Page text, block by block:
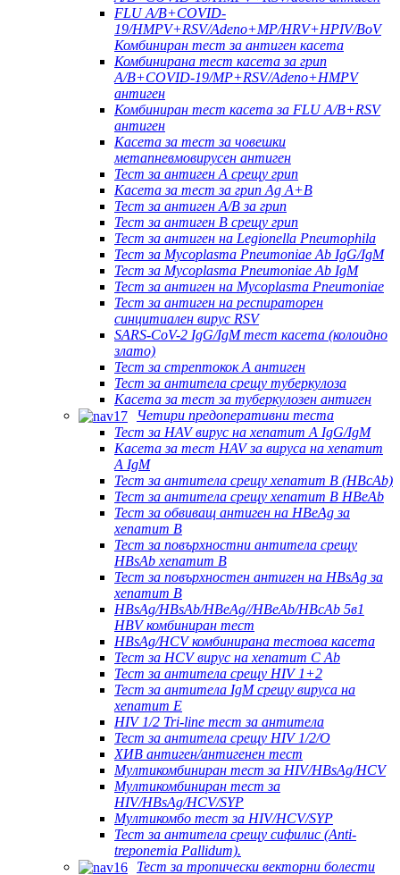
FLU A/B+COVID-
19/HMPV+RSV/Adeno+MP/HRV+HPIV/BoV
Комбиниран тест за антиген касета
Комбинирана тест касета за грип
A/B+COVID-19/MP+RSV/Adeno+HMPV
антиген
Комбиниран тест касета за FLU A/B+RSV
антиген
Касета за тест за човешки
метапневмовирусен антиген
Тест за антиген А срещу грип
Касета за тест за грип Ag A+B
Тест за антиген A/B за грип
Тест за антиген B срещу грип
Тест за антиген на Legionella Pneumophila
Тест за Mycoplasma Pneumoniae Ab IgG/IgM
Тест за Mycoplasma Pneumoniae Ab IgM
Тест за антиген на Mycoplasma Pneumoniae
Тест за антиген на респираторен
синцитиален вирус RSV
SARS-CoV-2 IgG/IgM тест касета (колоидно
злато)
Тест за стрептокок А антиген
Тест за антитела срещу туберкулоза
Касета за тест за туберкулозен антиген
Четири предоперативни теста
Тест за HAV вирус на хепатит А IgG/IgM
Касета за тест HAV за вируса на хепатит
А IgM
Тест за антитела срещу хепатит B (HBcAb)
Тест за антитела срещу хепатит B HBeAb
Тест за обвиващ антиген на HBeAg за
хепатит B
Тест за повърхностни антитела срещу
HBsAb хепатит B
Тест за повърхностен антиген на HBsAg за
хепатит B
HBsAg/HBsAb/HBeAg//HBeAb/HBcAb 5в1
HBV комбиниран тест
HBsAg/HCV комбинирана тестова касета
Тест за HCV вирус на хепатит C Ab
Тест за антитела срещу HIV 1+2
Тест за антитела IgM срещу вируса на
хепатит Е
HIV 1/2 Tri-line тест за антитела
Тест за антитела срещу HIV 1/2/O
ХИВ антиген/антигенен тест
Мултикомбиниран тест за HIV/HBsAg/HCV
Мултикомбиниран тест за
HIV/HBsAg/HCV/SYP
Мултикомбо тест за HIV/HCV/SYP
Тест за антитела срещу сифилис (Anti-
treponemia Pallidum).
Тест за тропически векторни болести